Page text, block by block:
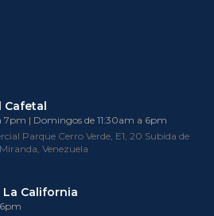
Cafetal
7pm | Domingos de 11:30am a 6pm
Parque Cerro Verde, E1, 20 Subida de
Venezuela
California